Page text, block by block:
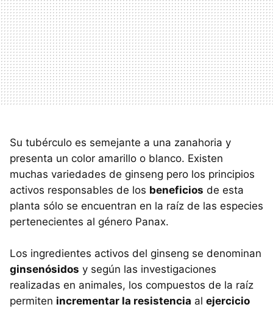
Su tubérculo es semejante a una zanahoria y
presenta un color amarillo o blanco. Existen
muchas variedades de ginseng pero los principios
activos responsables de los beneficios de esta
planta sólo se encuentran en la raíz de las especies
pertenecientes al género Panax.
Los ingredientes activos del ginseng se denominan
ginsenósidos y según las investigaciones
realizadas en animales, los compuestos de la raíz
permiten incrementar la resistencia al ejercicio